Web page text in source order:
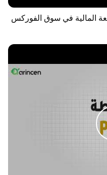
المالية في سوق الفوركس